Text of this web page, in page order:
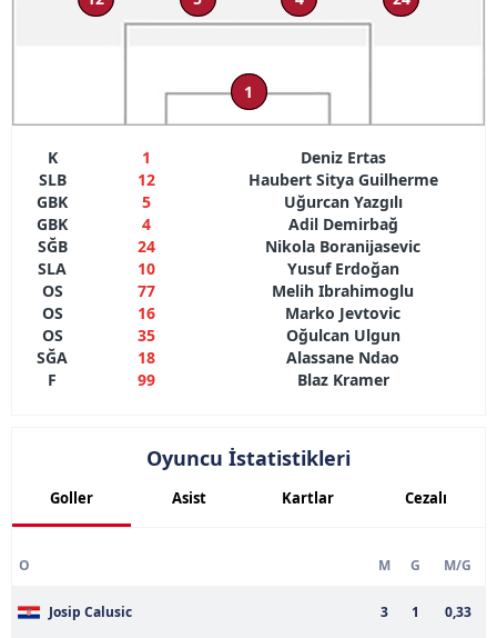
1
K 1
Deniz Ertas
SLB
12
Haubert Sitya Guilherme
GBK
5
Uğurcan Yazgılı
GBK
4
Adil Demirbağ
SĞB
24
Nikola Boranijasevic
SLA
10
Yusuf Erdoğan
OS
77
Melih Ibrahimoglu
OS
16
Marko Jevtovic
OS
35
Oğulcan Ulgun
SĞA
18
Alassane Ndao
F
99 Blaz Kramer
Oyuncu İstatistikleri
Goller Asist Kartlar Cezalı
O M G M/G
Josip Calusic 3 1 0,33